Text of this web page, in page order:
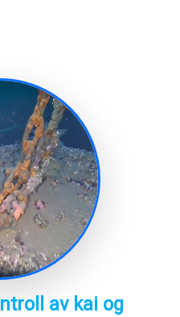
av kai og